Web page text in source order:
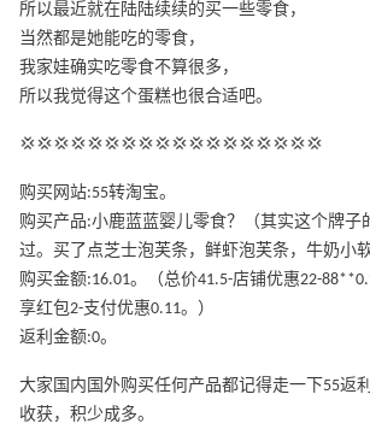
所以最近就在陆陆续续的买一些零食，
当然都是她能吃的零食，
我家娃确实吃零食不算很多，
所以我觉得这个蛋糕也很合适吧。
💢💢💢💢💢💢💢💢💢💢💢💢💢💢💢💢💢💢
购买网站:55转淘宝。
购买产品:小鹿蓝蓝婴儿零食？（其实这个牌子
过。买了点芝士泡芙条，鲜虾泡芙条，牛奶小
购买金额:16.01。（总价41.5-店铺优惠22-
享红包2-支付优惠0.11。）
返利金额:0。
大家国内国外购买任何产品都记得走一下55返
收获，积少成多。